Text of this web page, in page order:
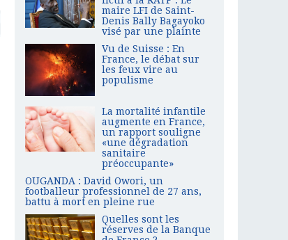
maire LFI de Saint-
Denis Bally Bagayoko
visé par une plainte
Vu de Suisse : En
France, le débat sur
les feux vire au
populisme
La mortalité infantile
augmente en France,
un rapport souligne
«une dégradation
sanitaire
préoccupante»
OUGANDA : David Owori, un
footballeur professionnel de 27 ans,
battu à mort en pleine rue
Quelles sont les
réserves de la Banque